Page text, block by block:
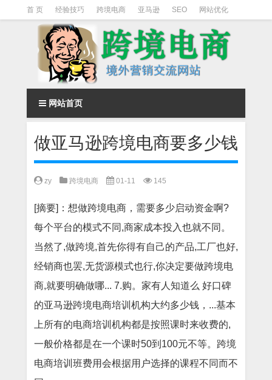
首 页 经验技巧 跨境电商 亚马逊 SEO 网站优化
Facebook营销 Facebook广告 facebook营销技巧
instagram营销
网站首页
做亚马逊跨境电商要多少钱
zy 跨境电商 01-11 145
[摘要]：想做跨境电商，需要多少启动资金啊?
每个平台的模式不同,商家成本投入也就不同。
当然了,做跨境,首先你得有自己的产品,工厂也好,
经销商也罢,无货源模式也行,你决定要做跨境电
商,就要明确做哪... 7.购。家有人知道么 好口碑
的亚马逊跨境电商培训机构大约多少钱，...基本
上所有的电商培训机构都是按照课时来收费的,
一般价格都是在一个课时50到100元不等。跨境
电商培训班费用会根据用户选择的课程不同而不